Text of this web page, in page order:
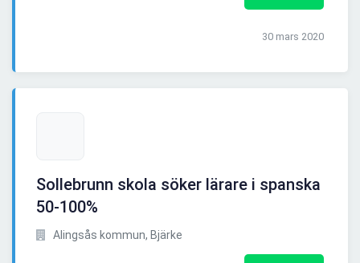
30 mars 2020
Sollebrunn skola söker lärare i spanska
50-100%
Alingsås kommun, Bjärke